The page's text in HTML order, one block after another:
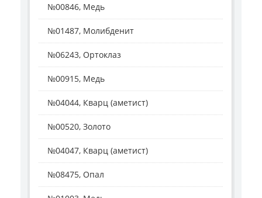
№00846, Медь
№01487, Молибденит
№06243, Ортоклаз
№00915, Медь
№04044, Кварц (аметист)
№00520, Золото
№04047, Кварц (аметист)
№08475, Опал